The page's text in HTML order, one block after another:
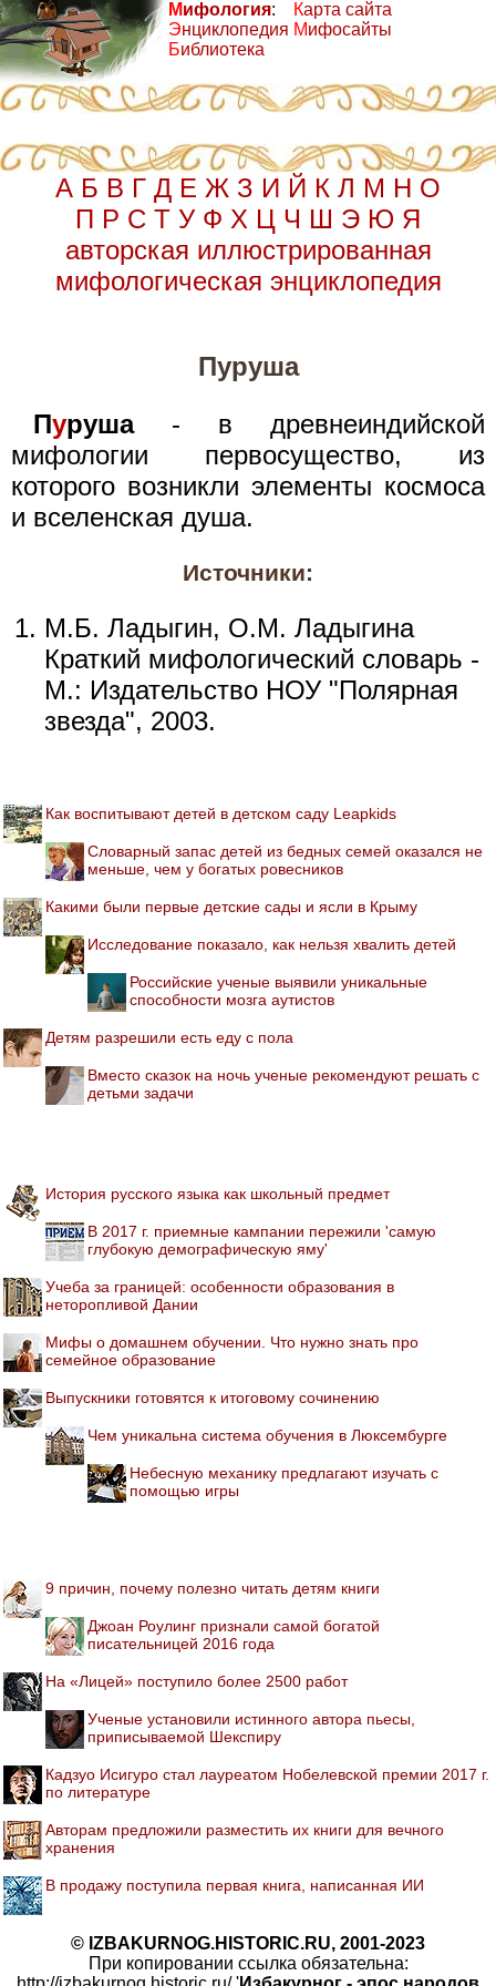
Мифология:
Энциклопедия
Библиотека
Карта сайта
Мифосайты
А Б В Г Д Е Ж З И Й К Л М Н О
П Р С Т У Ф Х Ц Ч Ш Э Ю Я
авторская иллюстрированная
мифологическая энциклопедия
Пуруша
Пуруша- в древнеиндийской
мифологии первосущество, из
которого возникли элементы космоса
и вселенская душа.
Источники:
М.Б. Ладыгин, О.М. Ладыгина
Краткий мифологический словарь -
М.: Издательство НОУ "Полярная
звезда", 2003.
Как воспитывают детей в детском саду Leapkids
Словарный запас детей из бедных семей оказался не
меньше, чем у богатых ровесников
Какими были первые детские сады и ясли в Крыму
Исследование показало, как нельзя хвалить детей
Российские ученые выявили уникальные
способности мозга аутистов
Детям разрешили есть еду с пола
Вместо сказок на ночь ученые рекомендуют решать с
детьми задачи
История русского языка как школьный предмет
В 2017 г. приемные кампании пережили 'самую
глубокую демографическую яму'
Учеба за границей: особенности образования в
неторопливой Дании
Мифы о домашнем обучении. Что нужно знать про
семейное образование
Выпускники готовятся к итоговому сочинению
Чем уникальна система обучения в Люксембурге
Небесную механику предлагают изучать с
помощью игры
9 причин, почему полезно читать детям книги
Джоан Роулинг признали самой богатой
писательницей 2016 года
На «Лицей» поступило более 2500 работ
Ученые установили истинного автора пьесы,
приписываемой Шекспиру
Кадзуо Исигуро стал лауреатом Нобелевской премии 2017 г.
по литературе
Авторам предложили разместить их книги для вечного
хранения
В продажу поступила первая книга, написанная ИИ
© IZBAKURNOG.HISTORIC.RU, 2001-2023
При копировании ссылка обязательна: